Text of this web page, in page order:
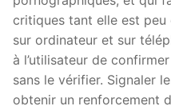
critiques tant elle est
sur ordinateur et sur
à l’utilisateur de
sans le vérifier. Signaler
obtenir un renforcement